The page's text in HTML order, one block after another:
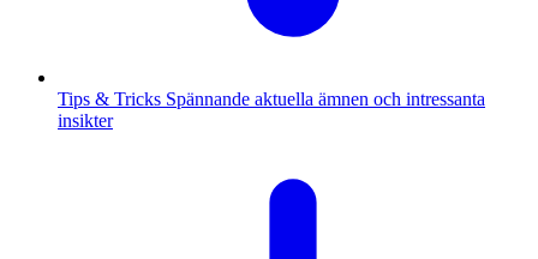
Tips & Tricks Spännande aktuella ämnen och intressanta
insikter